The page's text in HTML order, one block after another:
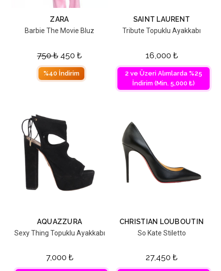
ZARA
Barbie The Movie Bluz
750₺ 450 ₺
%40 İndirim
SAINT LAURENT
Tribute Topuklu Ayakkabı
16,000 ₺
2 ve Üzeri Alımlarda %25
İndirim (Min. 5,000 ₺)
AQUAZZURA
Sexy Thing Topuklu Ayakkabı
7,000 ₺
CHRISTIAN LOUBOUTIN
So Kate Stiletto
27,450 ₺